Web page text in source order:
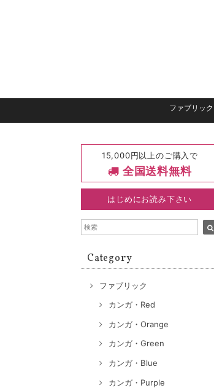
ファブリック
15,000円以上のご購入で
全国送料無料
はじめにお読み下さい
Category
ファブリック
カンガ・Red
カンガ・Orange
カンガ・Green
カンガ・Blue
カンガ・Purple